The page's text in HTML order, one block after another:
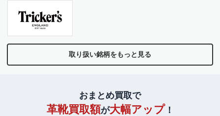
取り扱い銘柄をもっと見る
おまとめ買取で
革靴買取額が大幅アップ！